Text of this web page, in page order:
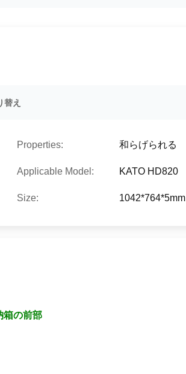
替え
Properties: 和らげられる
Applicable Model: KATO HD820
Size: 1042*764*5mm
箱の前部